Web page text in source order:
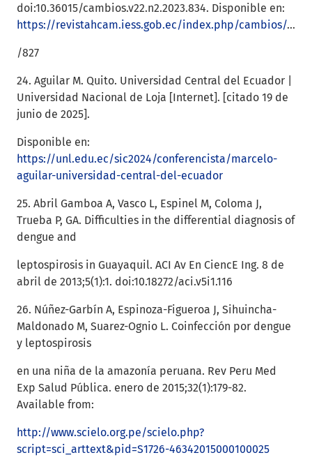
doi:10.36015/cambios.v22.n2.2023.834. Disponible en:
https://revistahcam.iess.gob.ec/index.php/cambios/article/view/834
/827
24. Aguilar M. Quito. Universidad Central del Ecuador |
Universidad Nacional de Loja [Internet]. [citado 19 de
junio de 2025].
Disponible en:
https://unl.edu.ec/sic2024/conferencista/marcelo-
aguilar-universidad-central-del-ecuador
25. Abril Gamboa A, Vasco L, Espinel M, Coloma J,
Trueba P, GA. Difficulties in the differential diagnosis of
dengue and
leptospirosis in Guayaquil. ACI Av En CiencE Ing. 8 de
abril de 2013;5(1):1. doi:10.18272/aci.v5i1.116
26. Núñez-Garbín A, Espinoza-Figueroa J, Sihuincha-
Maldonado M, Suarez-Ognio L. Coinfección por dengue
y leptospirosis
en una niña de la amazonía peruana. Rev Peru Med
Exp Salud Pública. enero de 2015;32(1):179-82.
Available from:
http://www.scielo.org.pe/scielo.php?
script=sci_arttext&pid=S1726-46342015000100025